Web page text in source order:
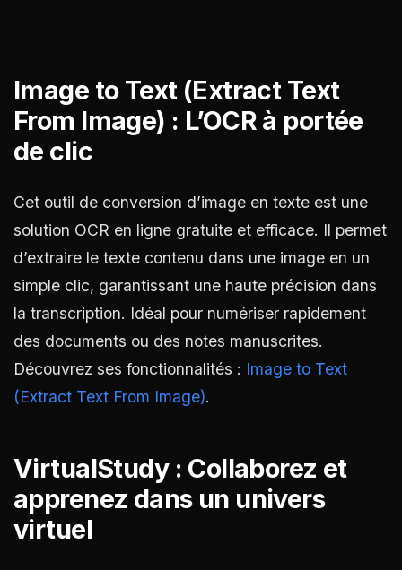
Image to Text (Extract Text
From Image) : L’OCR à portée
de clic
Cet outil de conversion d’image en texte est une
solution OCR en ligne gratuite et efficace. Il permet
d’extraire le texte contenu dans une image en un
simple clic, garantissant une haute précision dans
la transcription. Idéal pour numériser rapidement
des documents ou des notes manuscrites.
Découvrez ses fonctionnalités : Image to Text
(Extract Text From Image).
VirtualStudy : Collaborez et
apprenez dans un univers
virtuel